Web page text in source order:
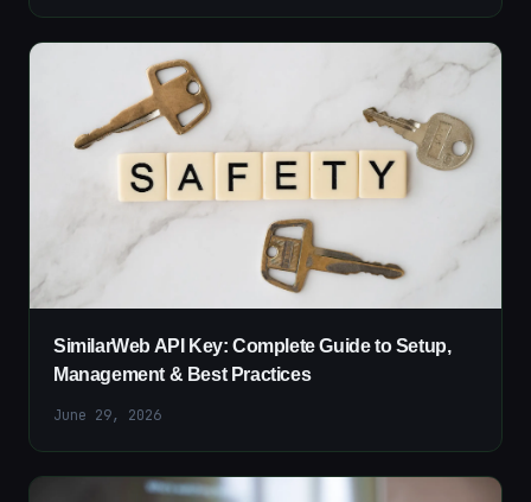
SimilarWeb API Key: Complete Guide to Setup,
Management & Best Practices
June 29, 2026